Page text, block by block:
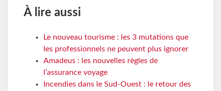
À lire aussi
Le nouveau tourisme : les 3 mutations que
les professionnels ne peuvent plus ignorer
Amadeus : les nouvelles règles de
l’assurance voyage
Incendies dans le Sud-Ouest : le retour des